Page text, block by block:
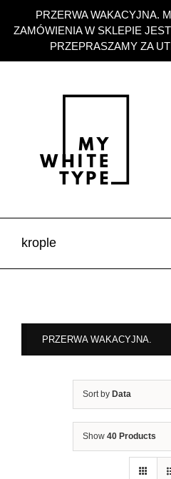
PRZERWA WAKACYJNA.
ZAMÓWIENIA W SKLEPIE
PRZEPRASZAMY ZA
zawartości
krople
PRZERWA WAKACYJNA.
Sort by Data
Show 40 Products